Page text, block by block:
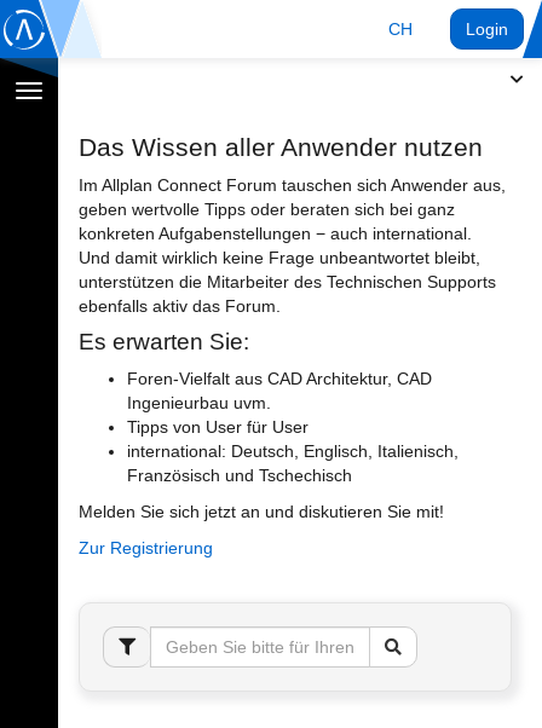
CH Login
Navigation
Das Wissen aller Anwender nutzen
Im Allplan Connect Forum tauschen sich Anwender aus,
geben wertvolle Tipps oder beraten sich bei ganz
konkreten Aufgabenstellungen − auch international.
Und damit wirklich keine Frage unbeantwortet bleibt,
unterstützen die Mitarbeiter des Technischen Supports
ebenfalls aktiv das Forum.
Es erwarten Sie:
Foren-Vielfalt aus CAD Architektur, CAD
Ingenieurbau uvm.
Tipps von User für User
international: Deutsch, Englisch, Italienisch,
Französisch und Tschechisch
Melden Sie sich jetzt an und diskutieren Sie mit!
Zur Registrierung